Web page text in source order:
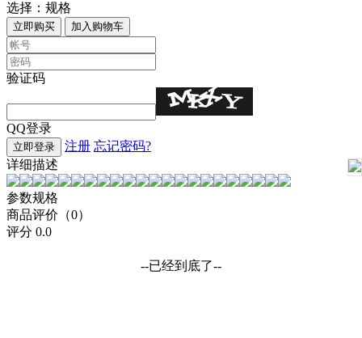
选择： 规格
立即购买 加入购物车
验证码
QQ登录
立即登录 注册 忘记密码?
详细描述
参数规格
商品评价（0）
评分 0.0
--已经到底了--